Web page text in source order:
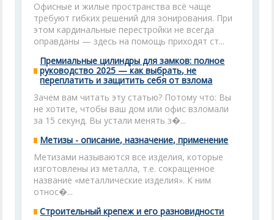
Офисные и жилые пространства всё чаще
требуют гибких решений для зонирования. При
этом кардинальные перестройки не всегда
оправданы — здесь на помощь приходят ст...
Премиальные цилиндры для замков: полное
руководство 2025 — как выбрать, не
переплатить и защитить себя от взлома
Зачем вам читать эту статью? Потому что: Вы
не хотите, чтобы ваш дом или офис взломали
за 15 секунд. Вы устали менять з�...
Метизы - описание, назначение, применение
Метизами называются все изделия, которые
изготовлены из металла, т.е. сокращенное
название «металлические изделия». К ним
относ�...
Строительный крепеж и его разновидности